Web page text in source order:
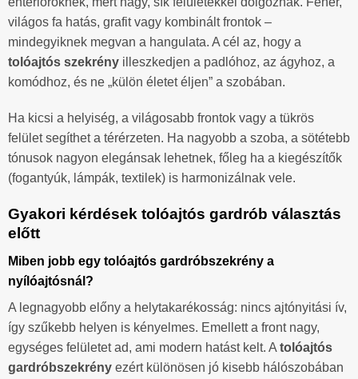
világos fa hatás, grafit vagy kombinált frontok –
mindegyiknek megvan a hangulata. A cél az, hogy a
tolóajtós szekrény illeszkedjen a padlóhoz, az ágyhoz, a
komódhoz, és ne „külön életet éljen” a szobában.
Ha kicsi a helyiség, a világosabb frontok vagy a tükrös
felület segíthet a térérzeten. Ha nagyobb a szoba, a sötétebb
tónusok nagyon elegánsak lehetnek, főleg ha a kiegészítők
(fogantyúk, lámpák, textilek) is harmonizálnak vele.
Gyakori kérdések tolóajtós gardrób választás
előtt
Miben jobb egy tolóajtós gardróbszekrény a
nyílóajtósnál?
A legnagyobb előny a helytakarékosság: nincs ajtónyitási ív,
így szűkebb helyen is kényelmes. Emellett a front nagy,
egységes felületet ad, ami modern hatást kelt. A tolóajtós
gardróbszekrény ezért különösen jó kisebb hálószobában